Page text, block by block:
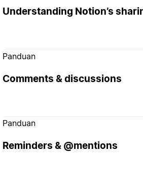
Understanding Notion’s
Panduan
Comments & discussions
Panduan
Reminders & @mentions